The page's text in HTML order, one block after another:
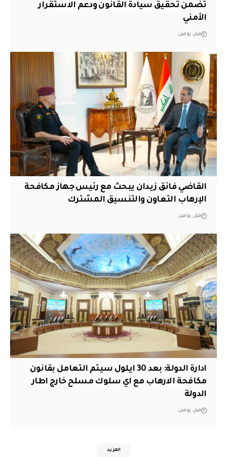
تضمن تحقيق سيادة القانون ودعم الاستقرار
الأمني
قبل يومين
القاضي فائق زيدان يبحث مع رئيس جهاز مكافحة
الإرهاب التعاون والتنسيق المشترك
قبل يومين
ادارة الدولة: بعد 30 ايلول سيتم التعامل بقانون
مكافحة الارهاب مع اي سلوك مسلح خارج اطار
الدولة
قبل يومين
المزيد